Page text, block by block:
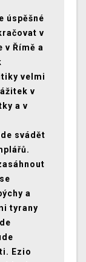
úspěšné
v
v Římě a
velmi
v
a v
svádět
a
tyrany
Ezio